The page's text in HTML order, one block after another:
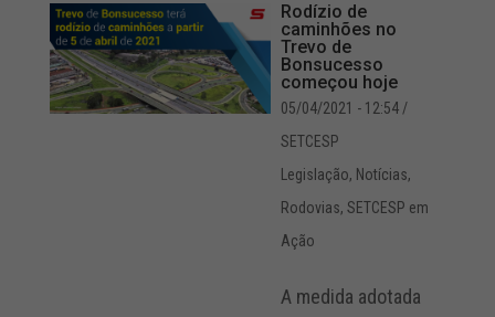
Rodízio de
caminhões no
Trevo de
Bonsucesso
começou hoje
05/04/2021 - 12:54/
SETCESP
Legislação, Notícias,
Rodovias, SETCESP em
Ação
A medida adotada